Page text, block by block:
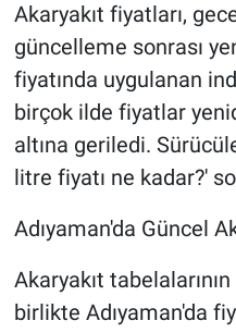
Akaryakıt fiyatları,
güncelleme sonrası
fiyatında uygulanan
birçok ilde fiyatlar
altına geriledi.
litre fiyatı ne kadar?'
Adıyaman'da Güncel
Akaryakıt
birlikte Adıyaman'da